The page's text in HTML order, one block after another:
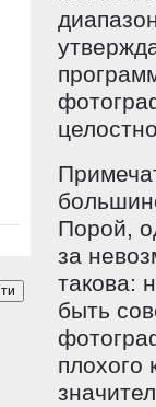
Порой,
за
такова:
быть
плохого